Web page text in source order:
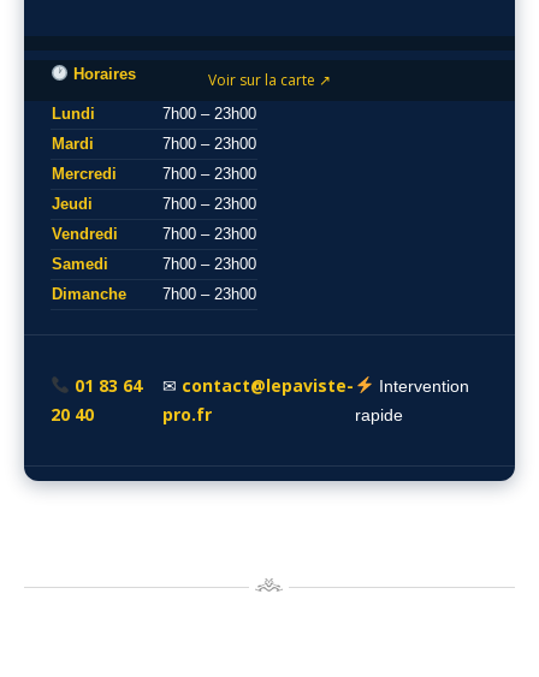
Voir sur la carte ↗
Horaires
Lundi
7h00 – 23h00
Mardi
7h00 – 23h00
Mercredi
7h00 – 23h00
Jeudi
7h00 – 23h00
Vendredi
7h00 – 23h00
Samedi
7h00 – 23h00
Dimanche
7h00 – 23h00
01 83 64
20 40
✉ contact@lepaviste-
pro.fr
Intervention
rapide